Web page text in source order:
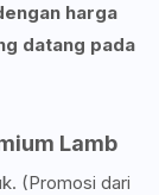
harga
datang pada
Lamb
(Promosi dari